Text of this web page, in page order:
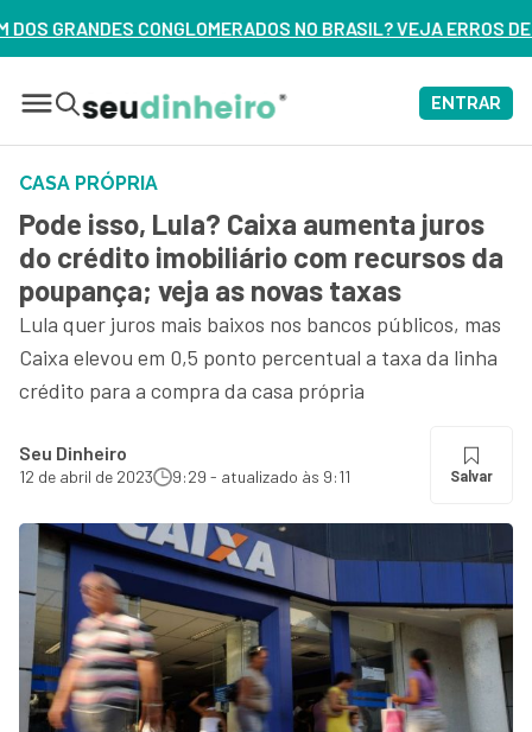
NO BRASIL? VEJA ERROS DE 3 DELES – ASSISTA AGORA
ENTRAR
CASA PRÓPRIA
Pode isso, Lula? Caixa aumenta juros
do crédito imobiliário com recursos da
poupança; veja as novas taxas
Lula quer juros mais baixos nos bancos públicos, mas
Caixa elevou em 0,5 ponto percentual a taxa da linha
crédito para a compra da casa própria
Seu Dinheiro
12 de abril de 2023 9:29 - atualizado às 9:11 Salvar